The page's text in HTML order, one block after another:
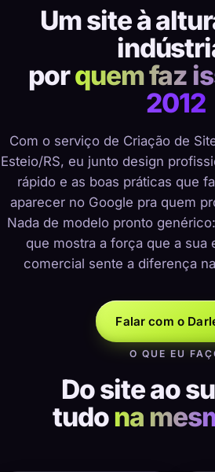
Um site à
porquem faz
2012
Com o serviço de Criação de
Esteio/RS, eu junto design
rápido e as boas práticas que
aparecer no Google pra quem
Nada de modelo pronto
que mostra a força que a sua
comercial sente a diferença
Falar com o
O QUE EU
Do site ao
tudona